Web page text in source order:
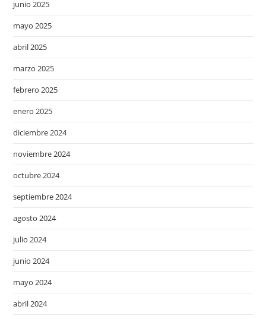
junio 2025
mayo 2025
abril 2025
marzo 2025
febrero 2025
enero 2025
diciembre 2024
noviembre 2024
octubre 2024
septiembre 2024
agosto 2024
julio 2024
junio 2024
mayo 2024
abril 2024